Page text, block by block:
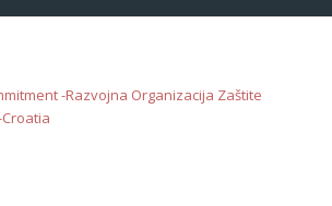
-Razvojna Organizacija Zaštite
Croatia